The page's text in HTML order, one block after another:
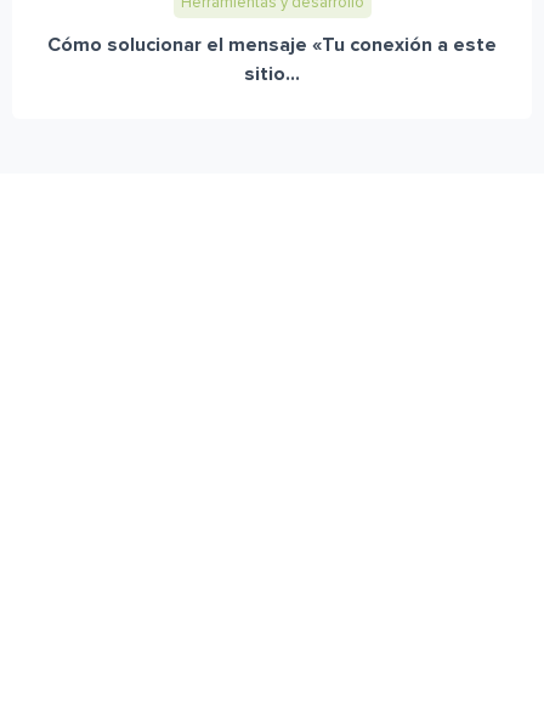
Cómo solucionar el mensaje «Tu conexión a este
sitio...